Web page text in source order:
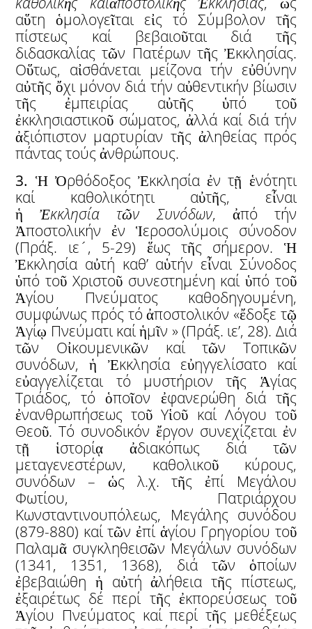
αὕτη ὁμολογεῖται εἰς τό Σύμβολον τῆς
πίστεως καί βεβαιοῦται διά τῆς
διδασκαλίας τῶν Πατέρων τῆς Ἐκκλησίας.
Οὕτως, αἰσθάνεται μείζονα τήν εὐθύνην
αὐτῆς ὄχι μόνον διά τήν αὐθεντικήν βίωσιν
τῆς ἐμπειρίας αὐτῆς ὑπό τοῦ
ἐκκλησιαστικοῦ σώματος, ἀλλά καί διά τήν
ἀξιόπιστον μαρτυρίαν τῆς ἀληθείας πρός
πάντας τούς ἀνθρώπους.
3. Ἡ Ὀρθόδοξος Ἐκκλησία ἐν τῇ ἑνότητι
καί καθολικότητι αὐτῆς, εἶναι
ἡἘκκλησία τῶν Συνόδων, ἀπό τήν
Ἀποστολικήν ἐν Ἱεροσολύμοις σύνοδον
(Πράξ. ιε´, 5-29) ἕως τῆς σήμερον. Ἡ
Ἐκκλησία αὐτή καθ’ αὑτήν εἶναι Σύνοδος
ὑπό τοῦ Χριστοῦ συνεστημένη καί ὑπό τοῦ
Ἁγίου Πνεύματος καθοδηγουμένη,
συμφώνως πρός τό ἀποστολικόν «ἔδοξε τῷ
Ἁγίῳ Πνεύματι καί ἡμῖν » (Πράξ. ιε’, 28). Διά
τῶν Οἰκουμενικῶν καί τῶν Τοπικῶν
συνόδων, ἡ Ἐκκλησία εὐηγγελίσατο καί
εὐαγγελίζεται τό μυστήριον τῆς Ἁγίας
Τριάδος, τό ὁποῖον ἐφανερώθη διά τῆς
ἐνανθρωπήσεως τοῦ Υἱοῦ καί Λόγου τοῦ
Θεοῦ. Τό συνοδικόν ἔργον συνεχίζεται ἐν
τῇ ἱστορίᾳ ἀδιακόπως διά τῶν
μεταγενεστέρων, καθολικοῦ κύρους,
συνόδων – ὡς λ.χ. τῆς ἐπί Μεγάλου
Φωτίου, Πατριάρχου
Κωνσταντινουπόλεως, Μεγάλης συνόδου
(879-880) καί τῶν ἐπί ἁγίου Γρηγορίου τοῦ
Παλαμᾶ συγκληθεισῶν Μεγάλων συνόδων
(1341, 1351, 1368), διά τῶν ὁποίων
ἐβεβαιώθη ἡ αὐτή ἀλήθεια τῆς πίστεως,
ἐξαιρέτως δέ περί τῆς ἐκπορεύσεως τοῦ
Ἁγίου Πνεύματος καί περί τῆς μεθέξεως